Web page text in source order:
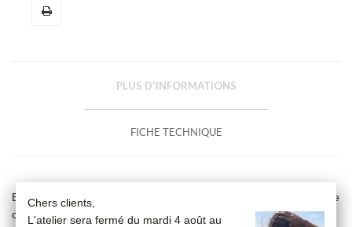
PLUS D'INFORMATIONS
FICHE TECHNIQUE
Boucles d'oreilles perle noire de Tahiti (7/7,5 mm) liée à une étoile
ornée d'un diamant, en or blanc 18 carats.
Chers clients,
L'atelier sera fermé du mardi 4 août au